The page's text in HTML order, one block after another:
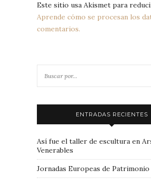
Este sitio usa Akismet para
Aprende cómo se procesan los
comentarios.
ENTRADAS RECIENTES
Así fue el taller de escultura en
Venerables
Jornadas Europeas de Patrimonio